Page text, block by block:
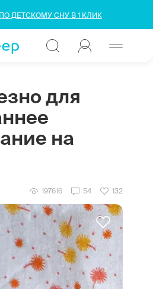
ДЕТСКОМУ СНУ В 1 КЛИК
для
на
197616 54 132